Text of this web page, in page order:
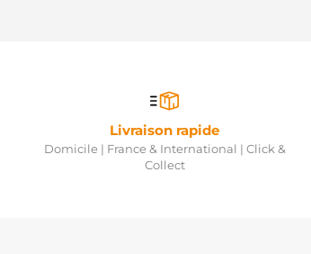
Livraison rapide
Domicile | France & International | Click &
Collect